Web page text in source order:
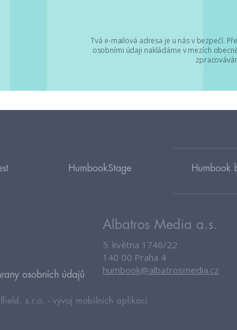
Tvá e-mailová adresa je u nás v bezpečí.
osobními údaji nakládáme v mezích
HumbookStage Humbook
osobních údajů
Albatros Media a.s.
5. května 1746/22
140 00 Praha 4
humbook@albatrosmedia.cz
s.r.o. - vývoj mobilních aplikací